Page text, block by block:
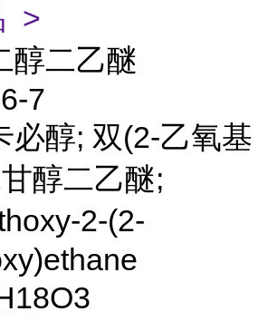
>
醇二乙醚
7
必醇; 双(2-乙氧基
醇二乙醚;
2-(2-